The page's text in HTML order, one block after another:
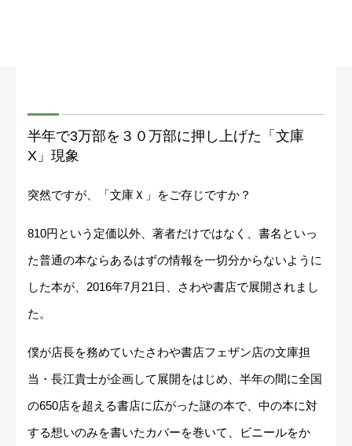
半年で3万部を３０万部に押し上げた「文庫
X」現象
突然ですが、「文庫Ｘ」をご存じですか？
810円という定価以外、著者だけではなく、書名といっ
た普通の本ならあるはずの情報を一切分からないように
した本が、2016年7月21日、さわや書店で展開されまし
た。
僕が店長を務めていたさわや書店フェザン店の文庫担
当・長江貴士が企画して展開をはじめ、半年の間に全国
の650店を超える書店に広がった謎の本で、中の本に対
する想いのみを書いたカバーを巻いて、ビニールをか